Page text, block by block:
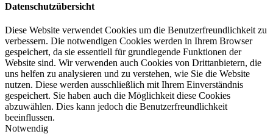
Datenschutzübersicht
Diese Website verwendet Cookies um die Benutzerfreundlichkeit zu
verbessern. Die notwendigen Cookies werden in Ihrem Browser
gespeichert, da sie essentiell für grundlegende Funktionen der
Website sind. Wir verwenden auch Cookies von Drittanbietern, die
uns helfen zu analysieren und zu verstehen, wie Sie die Website
nutzen. Diese werden ausschließlich mit Ihrem Einverständnis
gespeichert. Sie haben auch die Möglichkeit diese Cookies
abzuwählen. Dies kann jedoch die Benutzerfreundlichkeit
beeinflussen.
Notwendig